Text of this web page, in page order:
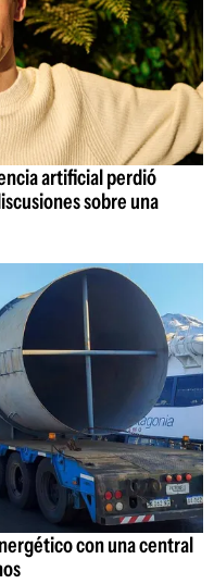
artificial perdió
sobre una
con una central